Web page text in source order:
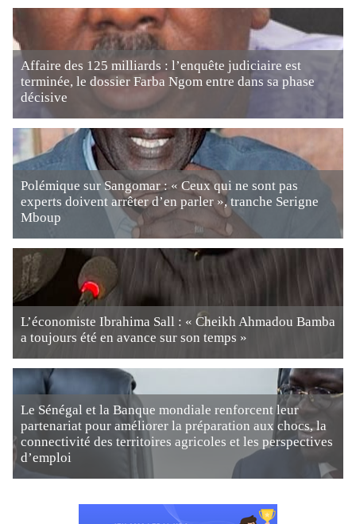
Affaire des 125 milliards : l’enquête judiciaire est
terminée, le dossier Farba Ngom entre dans sa phase
décisive
Polémique sur Sangomar : « Ceux qui ne sont pas
experts doivent arrêter d’en parler », tranche Serigne
Mboup
L’économiste Ibrahima Sall : « Cheikh Ahmadou Bamba
a toujours été en avance sur son temps »
Le Sénégal et la Banque mondiale renforcent leur
partenariat pour améliorer la préparation aux chocs, la
connectivité des territoires agricoles et les perspectives
d’emploi